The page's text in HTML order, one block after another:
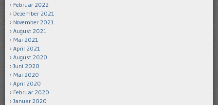
Februar 2022
Dezember 2021
November 2021
August 2021
Mai 2021
April 2021
August 2020
Juni 2020
Mai 2020
April 2020
Februar 2020
Januar 2020